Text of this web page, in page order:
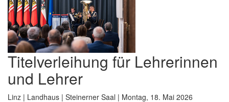
Titelverleihung für Lehrerinnen
und Lehrer
Linz | Landhaus | Steinerner Saal | Montag, 18. Mai 2026